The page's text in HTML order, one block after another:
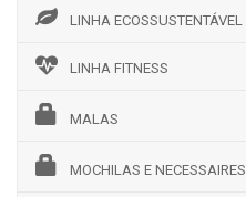
LINHA ECOSSUSTENTÁVEL
LINHA FITNESS
MALAS
MOCHILAS E NECESSAIRES